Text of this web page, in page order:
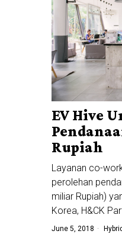
EV Hive
Rupiah
Layanan co-
perolehan
miliar Rupiah)
Korea, H&CK
June 5, 2018 Hybrid